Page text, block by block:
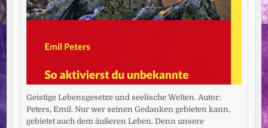
Geistige Lebensgesetze und seelische Welten. Autor:
Peters, Emil. Nur wer seinen Gedanken gebieten kann,
gebietet auch dem äußeren Leben. Denn unsere